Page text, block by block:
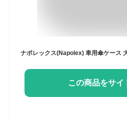
この商品をサイ